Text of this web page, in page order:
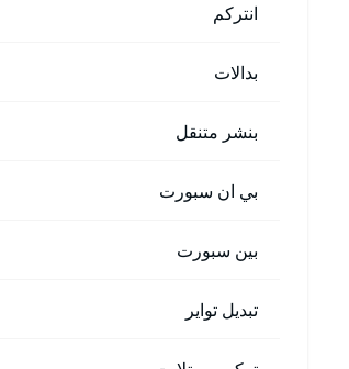
انتركم
بدالات
بنشر متنقل
بي ان سبورت
بين سبورت
تبديل تواير